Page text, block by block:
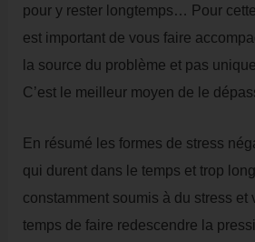
pour y rester longtemps… Pour
est important de vous faire
la source du problème et pas
C’est le meilleur moyen de le
En résumé les formes de stress
qui durent dans le temps et trop
constamment soumis à du stress et
temps de faire redescendre la